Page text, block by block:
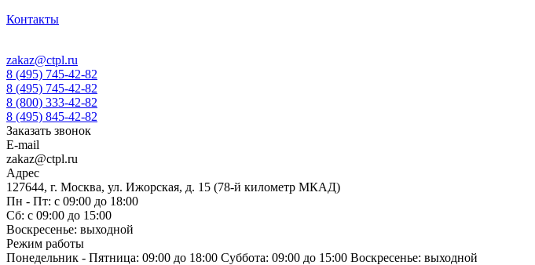
Контакты
zakaz@ctpl.ru
8 (495) 745-42-82
8 (495) 745-42-82
8 (800) 333-42-82
8 (495) 845-42-82
Заказать звонок
E-mail
zakaz@ctpl.ru
Адрес
127644, г. Москва, ул. Ижорская, д. 15 (78-й километр МКАД)
Пн - Пт: с 09:00 до 18:00
Сб: с 09:00 до 15:00
Воскресенье: выходной
Режим работы
Понедельник - Пятница: 09:00 до 18:00 Суббота: 09:00 до 15:00 Воскресенье: выходной